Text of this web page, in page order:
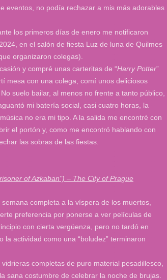
eventos, no podía rechazar a mis más adorables
los primeros días de enero me notificaron
en el salón de fiesta Luz de luna de Quilmes
organizaron colegas).
y compré unas carteritas de “Harry Potter”
mesa con una colega, comí unos deliciosos
suelo bailar, al menos no frente a tanto público,
mi batería social, casi cuatro horas, la
no era mi tipo. A la salida me encontré con
el portón y, como me encontró hablando con
las sobras de las fiestas.
of Azkaban") – The City of Prague
completa a la víspera de los muertos,
preferencia por ponerse a ver películas de
con cierta vergüenza, pero no tardó en
actividad como una “boludez” terminaron
completas de puro material pesadillesco,
sana costumbre de celebrar la noche de brujas.